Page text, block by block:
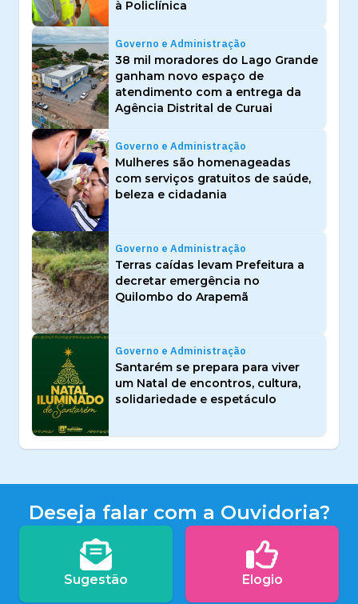
à Policlínica
Governo e Administração
38 mil moradores do Lago Grande
ganham novo espaço de
atendimento com a entrega da
Agência Distrital de Curuai
Governo e Administração
Mulheres são homenageadas
com serviços gratuitos de saúde,
beleza e cidadania
Governo e Administração
Terras caídas levam Prefeitura a
decretar emergência no
Quilombo do Arapemã
Governo e Administração
Santarém se prepara para viver
um Natal de encontros, cultura,
solidariedade e espetáculo
Deseja falar com a Ouvidoria?
Sugestão Elogio